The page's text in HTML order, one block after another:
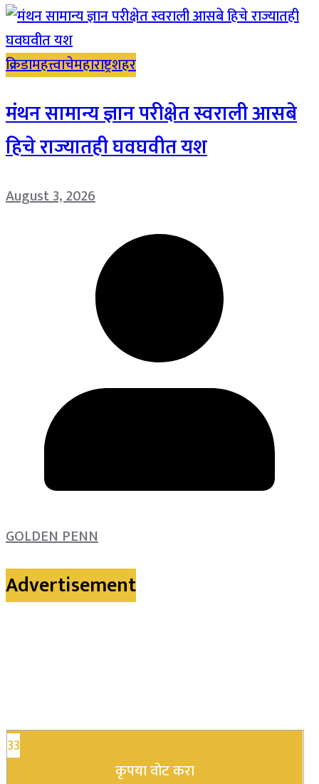
क्रिडामहत्त्वाचेमहाराष्ट्रशहर
मंथन सामान्य ज्ञान परीक्षेत स्वराली आसबे
हिचे राज्यातही घवघवीत यश
August 3, 2026
GOLDEN PENN
Advertisement
33
कृपया वोट करा